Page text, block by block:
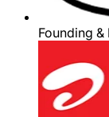
Founding